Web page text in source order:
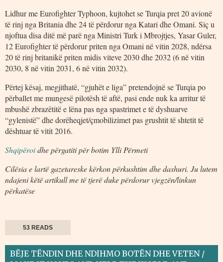
Lidhur me Eurofighter Typhoon, kujtohet se Turqia pret 20 avionë
të rinj nga Britania dhe 24 të përdorur nga Katari dhe Omani. Siç u
njoftua disa ditë më parë nga Ministri Turk i Mbrojtjes, Yasar Guler,
12 Eurofighter të përdorur priten nga Omani në vitin 2028, ndërsa
20 të rinj britanikë priten midis viteve 2030 dhe 2032 (6 në vitin
2030, 8 në vitin 2031, 6 në vitin 2032).
Përtej kësaj, megjithatë, “gjuhët e liga” pretendojnë se Turqia po
përballet me mungesë pilotësh të aftë, pasi ende nuk ka arritur të
mbushë zbrazëtitë e lëna pas nga spastrimet e të dyshuarve
“gylenistë” dhe dorëheqjet/çmobilizimet pas grushtit të shtetit të
dështuar të vitit 2016.
Shqipëroidhe përgatiti për botim Ylli Përmeti
Cilësia e lartë gazetareske kërkon përkushtim dhe dashuri. Ju lutem
ndajeni këtë artikull me të tjerë duke përdorur vjegzën/linkun
përkatëse
53 READS
BËJE TËNDIN DHE NDIHMO BOTËN DHE VETEN /